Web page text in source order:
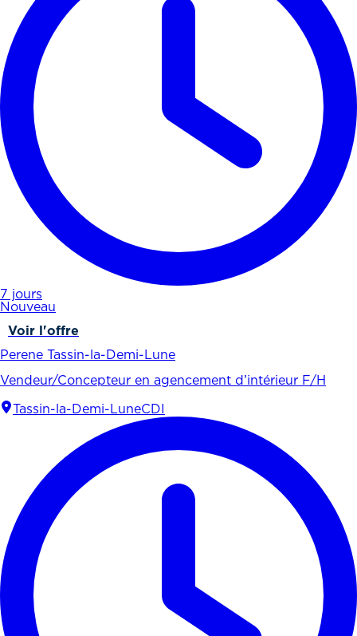
7 jours
Nouveau
Voir l'offre
Perene Tassin-la-Demi-Lune
Vendeur/Concepteur en agencement d’intérieur F/H
Tassin-la-Demi-LuneCDI